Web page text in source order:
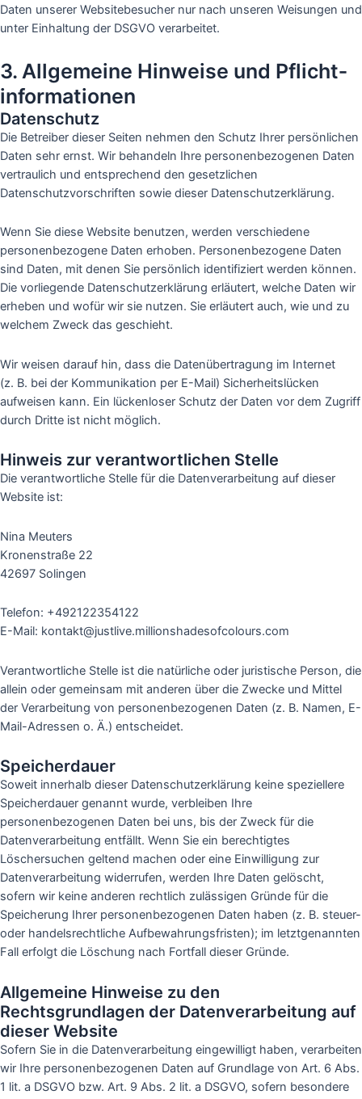
Daten unserer Websitebesucher nur nach unseren Weisungen und
unter Einhaltung der DSGVO verarbeitet.
3. Allgemeine Hinweise und Pflicht­
informationen
Datenschutz
Die Betreiber dieser Seiten nehmen den Schutz Ihrer persönlichen
Daten sehr ernst. Wir behandeln Ihre personenbezogenen Daten
vertraulich und entsprechend den gesetzlichen
Datenschutzvorschriften sowie dieser Datenschutzerklärung.
Wenn Sie diese Website benutzen, werden verschiedene
personenbezogene Daten erhoben. Personenbezogene Daten
sind Daten, mit denen Sie persönlich identifiziert werden können.
Die vorliegende Datenschutzerklärung erläutert, welche Daten wir
erheben und wofür wir sie nutzen. Sie erläutert auch, wie und zu
welchem Zweck das geschieht.
Wir weisen darauf hin, dass die Datenübertragung im Internet
(z. B. bei der Kommunikation per E-Mail) Sicherheitslücken
aufweisen kann. Ein lückenloser Schutz der Daten vor dem Zugriff
durch Dritte ist nicht möglich.
Hinweis zur verantwortlichen Stelle
Die verantwortliche Stelle für die Datenverarbeitung auf dieser
Website ist:
Nina Meuters
Kronenstraße 22
42697 Solingen
Telefon: +492122354122
E-Mail: kontakt@justlive.millionshadesofcolours.com
Verantwortliche Stelle ist die natürliche oder juristische Person, die
allein oder gemeinsam mit anderen über die Zwecke und Mittel
der Verarbeitung von personenbezogenen Daten (z. B. Namen, E-
Mail-Adressen o. Ä.) entscheidet.
Speicherdauer
Soweit innerhalb dieser Datenschutzerklärung keine speziellere
Speicherdauer genannt wurde, verbleiben Ihre
personenbezogenen Daten bei uns, bis der Zweck für die
Datenverarbeitung entfällt. Wenn Sie ein berechtigtes
Löschersuchen geltend machen oder eine Einwilligung zur
Datenverarbeitung widerrufen, werden Ihre Daten gelöscht,
sofern wir keine anderen rechtlich zulässigen Gründe für die
Speicherung Ihrer personenbezogenen Daten haben (z. B. steuer-
oder handelsrechtliche Aufbewahrungsfristen); im letztgenannten
Fall erfolgt die Löschung nach Fortfall dieser Gründe.
Allgemeine Hinweise zu den
Rechtsgrundlagen der Datenverarbeitung auf
dieser Website
Sofern Sie in die Datenverarbeitung eingewilligt haben, verarbeiten
wir Ihre personenbezogenen Daten auf Grundlage von Art. 6 Abs.
1 lit. a DSGVO bzw. Art. 9 Abs. 2 lit. a DSGVO, sofern besondere